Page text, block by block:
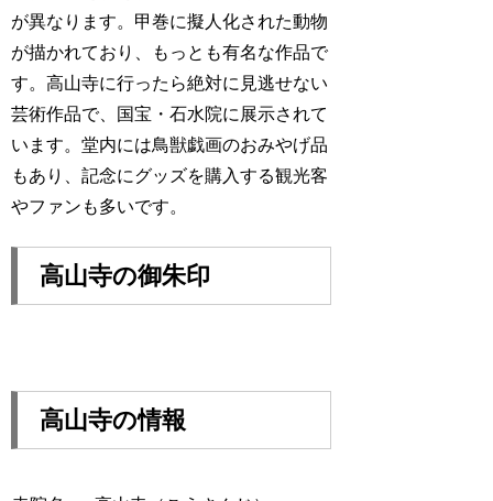
が異なります。甲巻に擬人化された動物
が描かれており、もっとも有名な作品で
す。高山寺に行ったら絶対に見逃せない
芸術作品で、国宝・石水院に展示されて
います。堂内には鳥獣戯画のおみやげ品
もあり、記念にグッズを購入する観光客
やファンも多いです。
高山寺の御朱印
高山寺の情報